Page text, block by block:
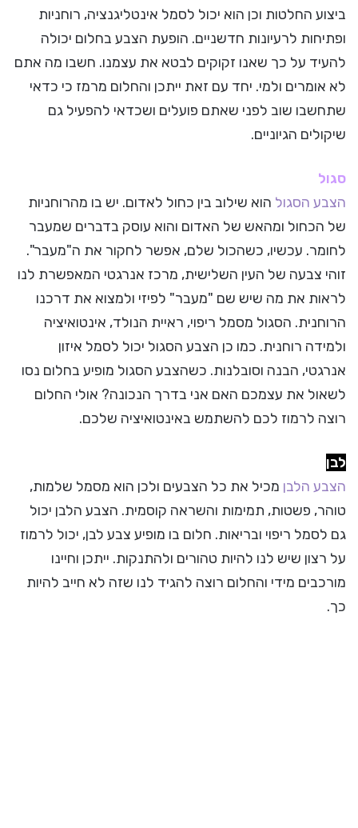
ביצוע החלטות וכן הוא יכול לסמל אינטליגנציה, רוחניות
ופתיחות לרעיונות חדשניים. הופעת הצבע בחלום יכולה
להעיד על כך שאנו זקוקים לבטא את עצמנו. חשבו מה אתם
לא אומרים ולמי. יחד עם זאת ייתכן והחלום מרמז כי כדאי
שתחשבו שוב לפני שאתם פועלים ושכדאי להפעיל גם
שיקולים הגיוניים.
סגול
הצבע הסגול הוא שילוב בין כחול לאדום. יש בו מהרוחניות
של הכחול ומהאש של האדום והוא עוסק בדברים שמעבר
לחומר. עכשיו, כשהכול שלם, אפשר לחקור את ה"מעבר".
זוהי צבעה של העין השלישית, מרכז אנרגטי המאפשרת לנו
לראות את מה שיש שם "מעבר" לפיזי ולמצוא את דרכנו
הרוחנית. הסגול מסמל ריפוי, ראיית הנולד, אינטואיציה
ולמידה רוחנית. כמו כן הצבע הסגול יכול לסמל איזון
אנרגטי, הבנה וסובלנות. כשהצבע הסגול מופיע בחלום נסו
לשאול את עצמכם האם אני בדרך הנכונה? אולי החלום
רוצה לרמוז לכם להשתמש באינטואיציה שלכם.
לבן
הצבע הלבן מכיל את כל הצבעים ולכן הוא מסמל שלמות,
טוהר, פשטות, תמימות והשראה קוסמית. הצבע הלבן יכול
גם לסמל ריפוי ובריאות. חלום בו מופיע צבע לבן, יכול לרמוז
על רצון שיש לנו להיות טהורים ולהתנקות. ייתכן וחיינו
מורכבים מידי והחלום רוצה להגיד לנו שזה לא חייב להיות
כך.